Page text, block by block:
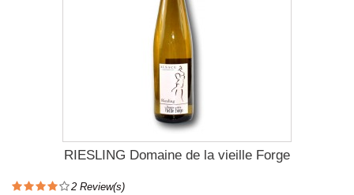
RIESLING Domaine de la vieille Forge
2 Review(s)